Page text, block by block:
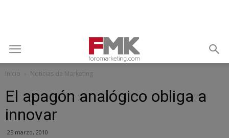
Inicio Noticias de Marketing
El apagón analógico obliga a
innovar
25 marzo, 2010